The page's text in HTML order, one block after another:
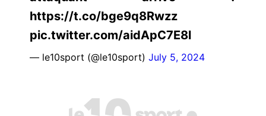
https://t.co/bge9q8Rwzz
pic.twitter.com/aidApC7E8l
— le10sport (@le10sport) July 5, 2024